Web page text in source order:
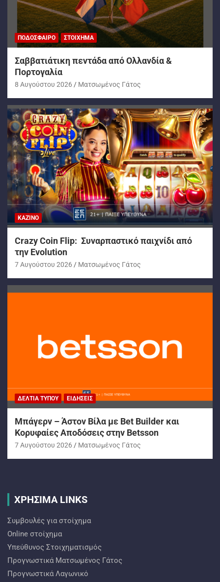
ΠΟΔΌΣΦΑΙΡΟ ΣΤΟΊΧΗΜΑ
Σαββατιάτικη πεντάδα από Ολλανδία &
Πορτογαλία
8 Αυγούστου 2026 Ματσωμένος Γάτος
ΚΑΖΊΝΟ
Crazy Coin Flip: Συναρπαστικό παιχνίδι από
την Evolution
7 Αυγούστου 2026 Ματσωμένος Γάτος
ΔΕΛΤΊΑ ΤΎΠΟΥ ΕΙΔΉΣΕΙΣ
Μπάγερν – Άστον Βίλα με Bet Builder και
Κορυφαίες Αποδόσεις στην Betsson
7 Αυγούστου 2026 Ματσωμένος Γάτος
ΧΡΗΣΙΜΑ LINKS
Συμβουλές για στοίχημα
Online στοίχημα
Υπεύθυνος Στοιχηματισμός
Προγνωστικά Ματσωμένος Γάτος
Προγνωστικά Λαγωνικό